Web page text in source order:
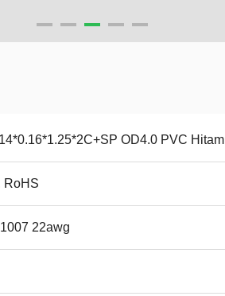
OD4.0 PVC Hitam
RoHS
22awg